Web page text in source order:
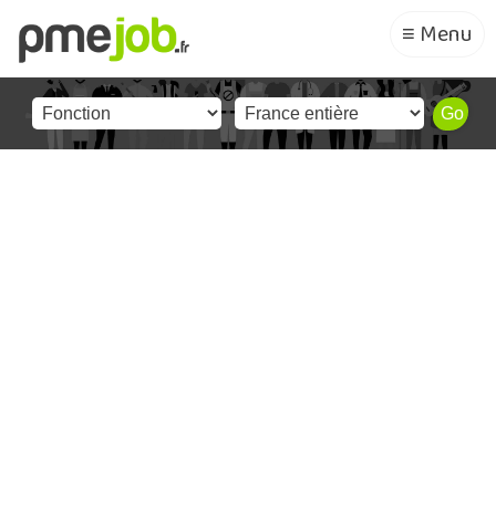
≡ Menu